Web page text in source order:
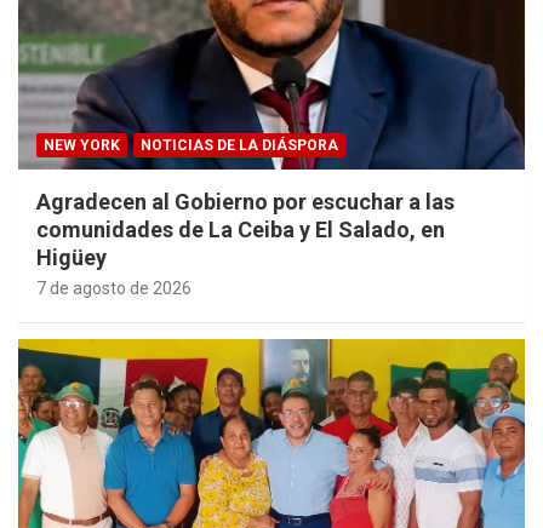
NEW YORK NOTICIAS DE LA DIÁSPORA
Agradecen al Gobierno por escuchar a las
comunidades de La Ceiba y El Salado, en
Higüey
7 de agosto de 2026